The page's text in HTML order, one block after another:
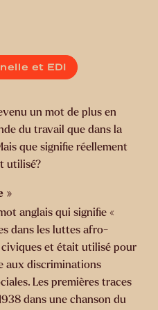
et EDI
un mot de plus en
du travail que dans la
que signifie réellement
utilisé?
»
anglais qui signifie «
dans les luttes afro-
et était utilisé pour
aux discriminations
Les premières traces
dans une chanson du